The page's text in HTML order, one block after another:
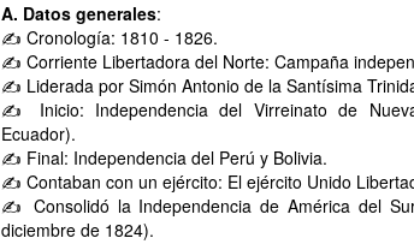
A. Datos generales:
✍ Cronología: 1810 - 1826.
✍ Corriente Libertadora del Norte: Campaña
✍ Liderada por Simón Antonio de la Santísima
✍ Inicio: Independencia del Virreinato de
Ecuador).
✍ Final: Independencia del Perú y Bolivia.
✍ Contaban con un ejército: El ejército Unido
✍ Consolidó la Independencia de América del
diciembre de 1824).